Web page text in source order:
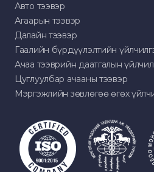
Авто тээвэр
Агаарын тээвэр
Далайн тээвэр
Гаалийн бүрдүүлэлтийн
Ачаа тээврийн даатгалын
Цуглуулбар ачааны тээвэр
Мэргэжлийн зөвлөгөө өгөх